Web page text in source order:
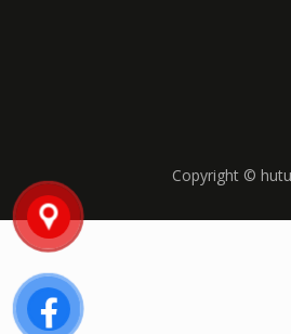
Copyright ©